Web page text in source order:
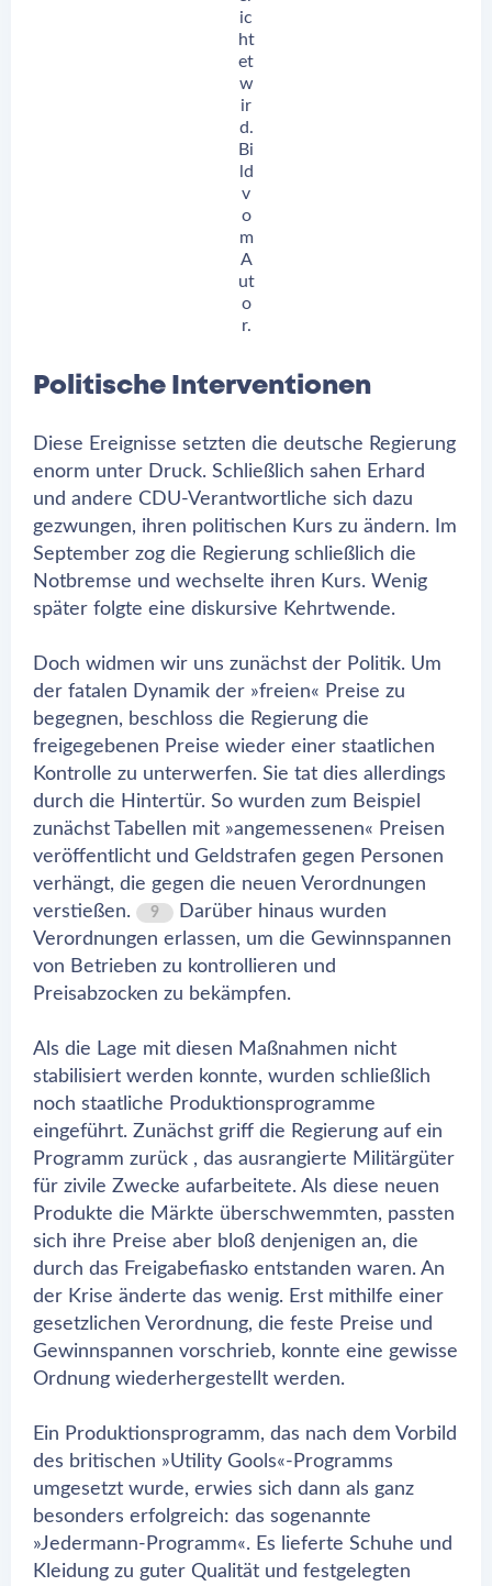
ic
ht
et
w
ir
d.
Bi
ld
v
o
m
A
ut
o
r.
Politische Interventionen
Diese Ereignisse setzten die deutsche Regierung
enorm unter Druck. Schließlich sahen Erhard
und andere CDU-Verantwortliche sich dazu
gezwungen, ihren politischen Kurs zu ändern. Im
September zog die Regierung schließlich die
Notbremse und wechselte ihren Kurs. Wenig
später folgte eine diskursive Kehrtwende.
Doch widmen wir uns zunächst der Politik. Um
der fatalen Dynamik der »freien« Preise zu
begegnen, beschloss die Regierung die
freigegebenen Preise wieder einer staatlichen
Kontrolle zu unterwerfen. Sie tat dies allerdings
durch die Hintertür. So wurden zum Beispiel
zunächst Tabellen mit »angemessenen« Preisen
veröffentlicht und Geldstrafen gegen Personen
verhängt, die gegen die neuen Verordnungen
verstießen.
9
Darüber hinaus wurden
Verordnungen erlassen, um die Gewinnspannen
von Betrieben zu kontrollieren und
Preisabzocken zu bekämpfen.
Als die Lage mit diesen Maßnahmen nicht
stabilisiert werden konnte, wurden schließlich
noch staatliche Produktionsprogramme
eingeführt. Zunächst griff die Regierung auf ein
Programm zurück , das ausrangierte Militärgüter
für zivile Zwecke aufarbeitete. Als diese neuen
Produkte die Märkte überschwemmten, passten
sich ihre Preise aber bloß denjenigen an, die
durch das Freigabefiasko entstanden waren. An
der Krise änderte das wenig. Erst mithilfe einer
gesetzlichen Verordnung, die feste Preise und
Gewinnspannen vorschrieb, konnte eine gewisse
Ordnung wiederhergestellt werden.
Ein Produktionsprogramm, das nach dem Vorbild
des britischen »Utility Gools«-Programms
umgesetzt wurde, erwies sich dann als ganz
besonders erfolgreich: das sogenannte
»Jedermann-Programm«. Es lieferte Schuhe und
Kleidung zu guter Qualität und festgelegten